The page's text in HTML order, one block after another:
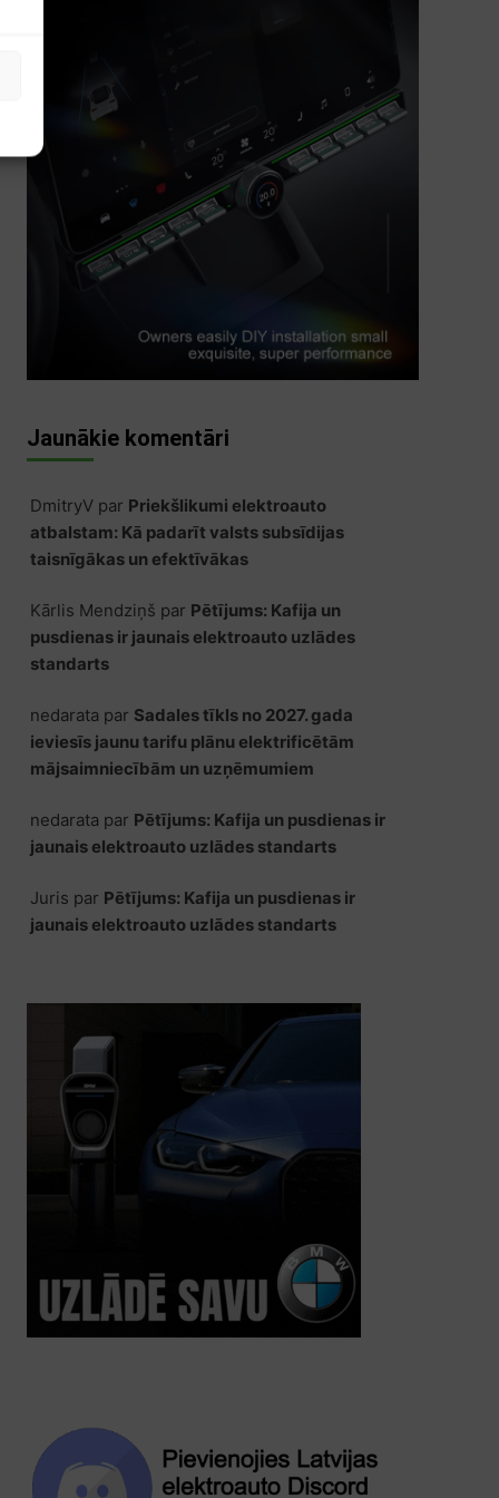
Jaunākie komentāri
DmitryVpar Priekšlikumi elektroauto
atbalstam: Kā padarīt valsts subsīdijas
taisnīgākas un efektīvākas
Kārlis Mendziņš par Pētījums: Kafija un
pusdienas ir jaunais elektroauto uzlādes
standarts
nedarata par Sadales tīkls no 2027. gada
ieviesīs jaunu tarifu plānu elektrificētām
mājsaimniecībām un uzņēmumiem
nedarata par Pētījums: Kafija un pusdienas ir
jaunais elektroauto uzlādes standarts
Juris par Pētījums: Kafija un pusdienas ir
jaunais elektroauto uzlādes standarts